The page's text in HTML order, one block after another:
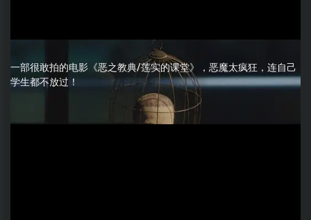
一部很敢拍的电影​《恶之教典/莲实的课堂》，恶魔太疯狂，连自己
学生都不放过！